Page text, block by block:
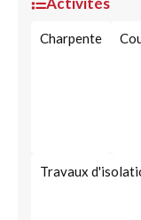
Charpente
Travaux